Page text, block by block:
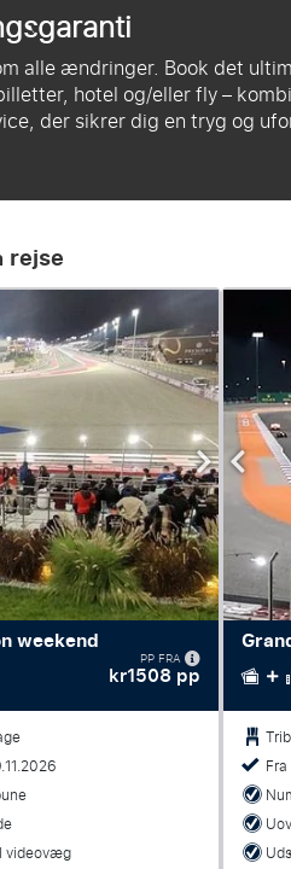
alle ændringer. Book det
hotel og/eller fly –
der sikrer dig en tryg og
weekend
PP FRA
kr1508 pp
videovæg